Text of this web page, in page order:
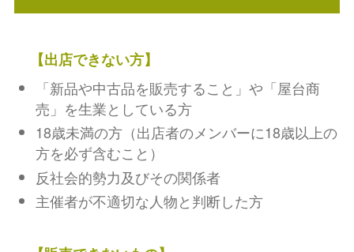
【出店できない方】
「新品や中古品を販売すること」や「屋台商
売」を生業としている方
18歳未満の方（出店者のメンバーに18歳以上の
方を必ず含むこと）
反社会的勢力及びその関係者
主催者が不適切な人物と判断した方